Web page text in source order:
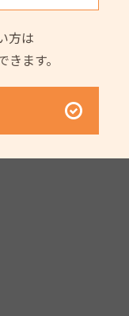
方は
ます。